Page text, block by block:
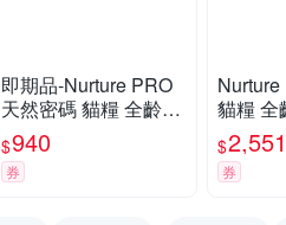
即期品-Nurture PRO
天然密碼 貓糧 全齡貓/
室內貓&絕育貓配方 4l
b/1.8kg
$940
券
貓糧 全
絕育
kg
$2,551
券